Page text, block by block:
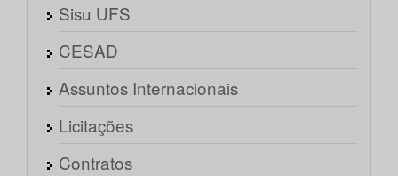
Sisu UFS
CESAD
Assuntos Internacionais
Licitações
Contratos